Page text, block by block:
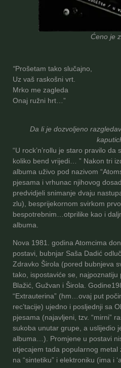
Ćeno je
“Prošetam tako slučajno,
Uz vaš raskošni vrt.
Mrko me zagleda
Onaj ružni hrt…”
Da li je dozvoljeno
“U rock’n’rollu je staro pravilo da
koliko bend vrijedi… ” Nakon tri
albuma uživo pod nazivom
pjesama i vrhunac njihovog
predvidjeli snimanje dvaju
zlu), besprijekornom svirkom
bespotrebnim…otprilike kao i
albuma.
Nova 1981. godina Atomcima
postavi, bubnjar Saša Dadić
Zdravko Širola (pored bubnjeva
tako, ispostaviće se, najpoznatiju
Blažić, Gužvan i Širola.
“Extrauterina” (hm…ovaj put
rec’tacije) ujedno i posljednji sa
pjesama (najavljeni, tzv. “mirni”
sukoba unutar grupe, a uslijedio
albuma…). Promjene u postavi
utjecajem tada popularnog
na “sintetiku” i elektroniku (ima i